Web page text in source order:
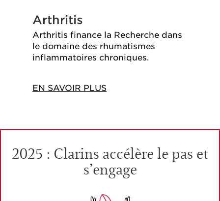
Arthritis
Arthritis finance la Recherche dans
le domaine des rhumatismes
inflammatoires chroniques.
EN SAVOIR PLUS
2025 : Clarins accélère le pas et
s’engage